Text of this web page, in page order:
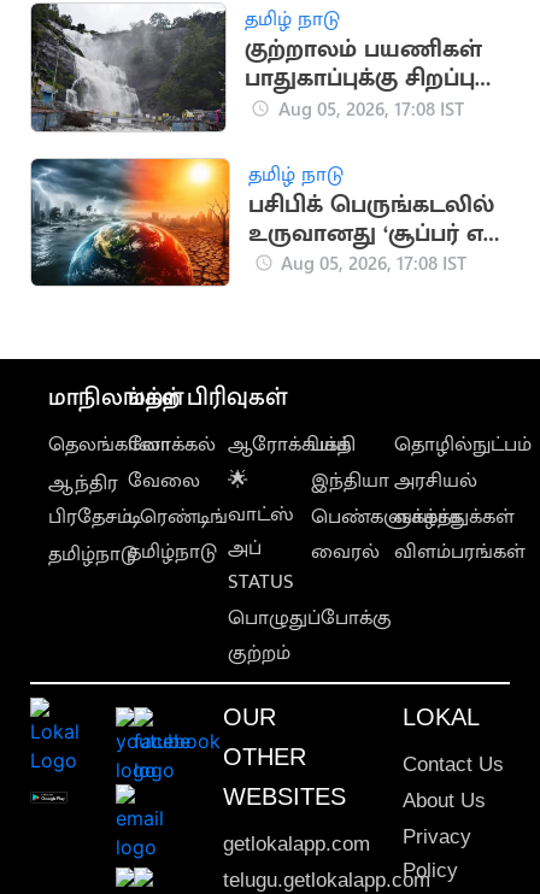
தமிழ் நாடு
குற்றாலம் பயணிகள்
பாதுகாப்புக்கு சிறப்பு
கண்காணிப்பு குழு
Aug 05, 2026, 17:08 IST
தமிழ் நாடு
பசிபிக் பெருங்கடலில்
உருவானது ‘சூப்பர் எல்
நினோ’.. வானிலை
Aug 05, 2026, 17:08 IST
மாநிலங்கள்
தெலங்கானா
ஆந்திர
பிரதேசம்
தமிழ்நாடு
மற்ற பிரிவுகள்
லோக்கல்
வேலை
டிரெண்டிங்
தமிழ்நாடு
ஆரோக்கியம்
🌟
வாட்ஸ்
அப்
STATUS
பொழுதுப்போக்கு
குற்றம்
பக்தி
இந்தியா
பெண்களுக்காக
வைரல்
தொழில்நுட்பம்
அரசியல்
வாழ்த்துக்கள்
விளம்பரங்கள்
OUR
OTHER
WEBSITES
getlokalapp.com
telugu.getlokalapp.com
LOKAL
Contact Us
About Us
Privacy
Policy